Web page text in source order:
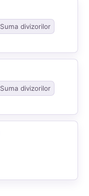
Suma divizorilor
Suma divizorilor